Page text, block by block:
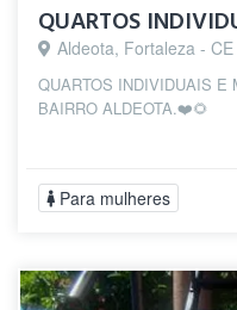
Aldeota, Fortaleza - CE
QUARTOS INDIVIDUAIS E
BAIRRO ALDEOTA.❤️🌻
Para mulheres